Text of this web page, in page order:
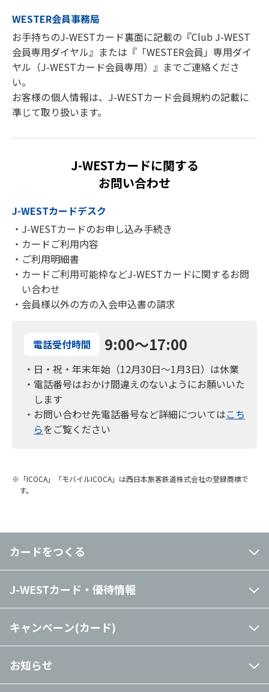
本特典の対象者は、お申し込み日ではなく、入会審査後
のご入会日で判定いたします。
ご入会日は、カードお届け時の台紙表面に記載の「入会
年月日（JCBブランドの場合）」「ご入会日（Visa・
なお、J-WESTゴールドカードに券種変更された場合、
対象期間内にWESTER会員サポートページへログイン
後のお客様情報に「J-WESTゴールドカード会員」と表
ーした方が、本特典の対象となります。
ご利用特典について
ご利用代金明細書に記載のご利用日を基準として、対象
期間のご利用金額を集計いたします。
ポイント付与までの間に、「『エクスプレス』⇔『ベー
シック』の切替」、「『J-WESTカード』⇔『OSAKA
STATION CITY J-WESTカード』のスイッチ」をご利用
いただいた場合、原則切替前のご利用金額は対象外とな
ります。
ご利用対象期間のご利用金額の集計時までにご利用にな
場合は、対象期間中のご利用であっても対象となりませ
んので、あらかじめご了承ください。
対象期間中のご利用分のお支払方法について、ボーナス
一括払いの場合、集計の対象外となります。
2回払いをご入会月から3ヶ月目でご利用の場合、2回目
のご請求分（ご利用額の半額）は集計の対象外となりま
す。
お申し込みの場合、対象期間中に新規でお申し込みいた
ントリー前のご利用分であってもご利用対象期間であれ
ば本特典の対象となります。
象といたします。
すべての特典を受け取るにはエントリーが必要です。
常にエントリーできない場合がございます。
エントリー完了後は、画面に「エントリー完了」と表示
WESTER会員事務局
お手持ちのJ-WESTカード裏面に記載の『Club J-WEST
会員専用ダイヤル』または『「WESTER会員」専用ダイ
ヤル（J-WESTカード会員専用）』までご連絡くださ
い。
お客様の個人情報は、J-WESTカード会員規約の記載に
準じて取り扱います。
J-WESTカードに関する
お問い合わせ
J-WESTカードデスク
・J-WESTカードのお申し込み手続き
・カードご利用内容
・ご利用明細書
・カードご利用可能枠などJ-WESTカードに関するお問
い合わせ
・会員様以外の方の入会申込書の請求
電話受付時間 9:00～17:00
・日・祝・年末年始（12月30日～1月3日）は休業
・電話番号はおかけ間違えのないようにお願いいた
します
・お問い合わせ先電話番号など詳細についてはこち
らをご覧ください
※「ICOCA」「モバイルICOCA」は西日本旅客鉄道株式会社の登録商標で
す。
カードをつくる
J-WESTカード・優待情報
キャンペーン(カード)
お知らせ